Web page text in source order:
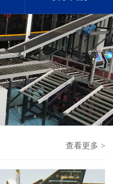
查看更多 >